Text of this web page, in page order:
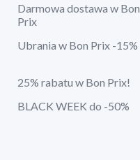
Darmowa dostawa w Bon
Prix
Ubrania w Bon Prix -15%
25% rabatu w Bon Prix!
BLACK WEEK do -50%